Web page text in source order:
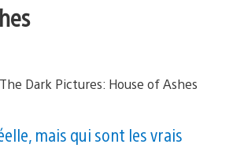
mais qui sont les vrais